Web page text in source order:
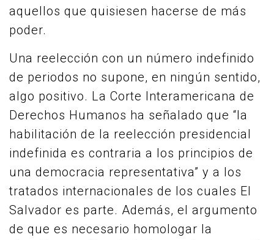
aquellos que quisiesen hacerse de más
poder.
Una reelección con un número indefinido
de periodos no supone, en ningún sentido,
algo positivo. La Corte Interamericana de
Derechos Humanos ha señalado que “la
habilitación de la reelección presidencial
indefinida es contraria a los principios de
una democracia representativa” y a los
tratados internacionales de los cuales El
Salvador es parte. Además, el argumento
de que es necesario homologar la